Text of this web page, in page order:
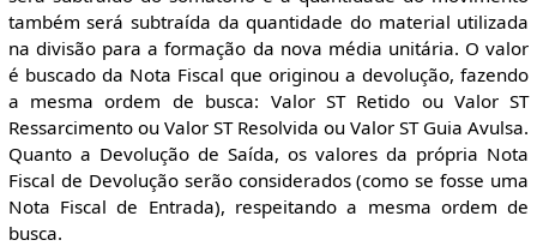
também será subtraída da quantidade do material utilizada
na divisão para a formação da nova média unitária. O valor
é buscado da Nota Fiscal que originou a devolução, fazendo
a mesma ordem de busca: Valor ST Retido ou Valor ST
Ressarcimento ou Valor ST Resolvida ou Valor ST Guia Avulsa.
Quanto a Devolução de Saída, os valores da própria Nota
Fiscal de Devolução serão considerados (como se fosse uma
Nota Fiscal de Entrada), respeitando a mesma ordem de
busca.